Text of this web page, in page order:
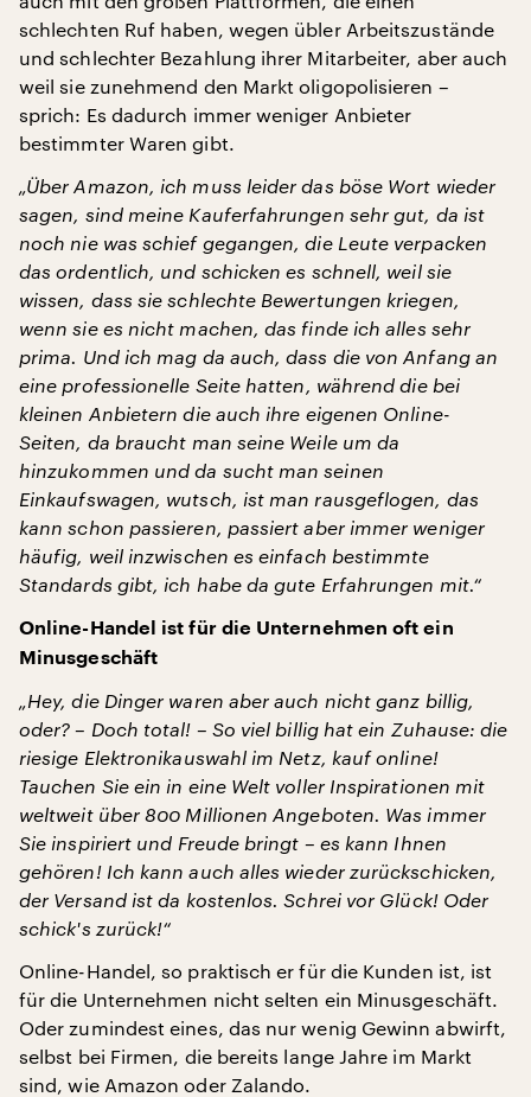
schlechten Ruf haben, wegen übler Arbeitszustände
und schlechter Bezahlung ihrer Mitarbeiter, aber auch
weil sie zunehmend den Markt oligopolisieren –
sprich: Es dadurch immer weniger Anbieter
bestimmter Waren gibt.
„Über Amazon, ich muss leider das böse Wort wieder
sagen, sind meine Kauferfahrungen sehr gut, da ist
noch nie was schief gegangen, die Leute verpacken
das ordentlich, und schicken es schnell, weil sie
wissen, dass sie schlechte Bewertungen kriegen,
wenn sie es nicht machen, das finde ich alles sehr
prima. Und ich mag da auch, dass die von Anfang an
eine professionelle Seite hatten, während die bei
kleinen Anbietern die auch ihre eigenen Online-
Seiten, da braucht man seine Weile um da
hinzukommen und da sucht man seinen
Einkaufswagen, wutsch, ist man rausgeflogen, das
kann schon passieren, passiert aber immer weniger
häufig, weil inzwischen es einfach bestimmte
Standards gibt, ich habe da gute Erfahrungen mit.“
Online-Handel ist für die Unternehmen oft ein
Minusgeschäft
„Hey, die Dinger waren aber auch nicht ganz billig,
oder? – Doch total! – So viel billig hat ein Zuhause: die
riesige Elektronikauswahl im Netz, kauf online!
Tauchen Sie ein in eine Welt voller Inspirationen mit
weltweit über 800 Millionen Angeboten. Was immer
Sie inspiriert und Freude bringt – es kann Ihnen
gehören! Ich kann auch alles wieder zurückschicken,
der Versand ist da kostenlos. Schrei vor Glück! Oder
schick's zurück!“
Online-Handel, so praktisch er für die Kunden ist, ist
für die Unternehmen nicht selten ein Minusgeschäft.
Oder zumindest eines, das nur wenig Gewinn abwirft,
selbst bei Firmen, die bereits lange Jahre im Markt
sind, wie Amazon oder Zalando.